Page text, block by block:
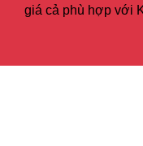
giá cả phù hợp với